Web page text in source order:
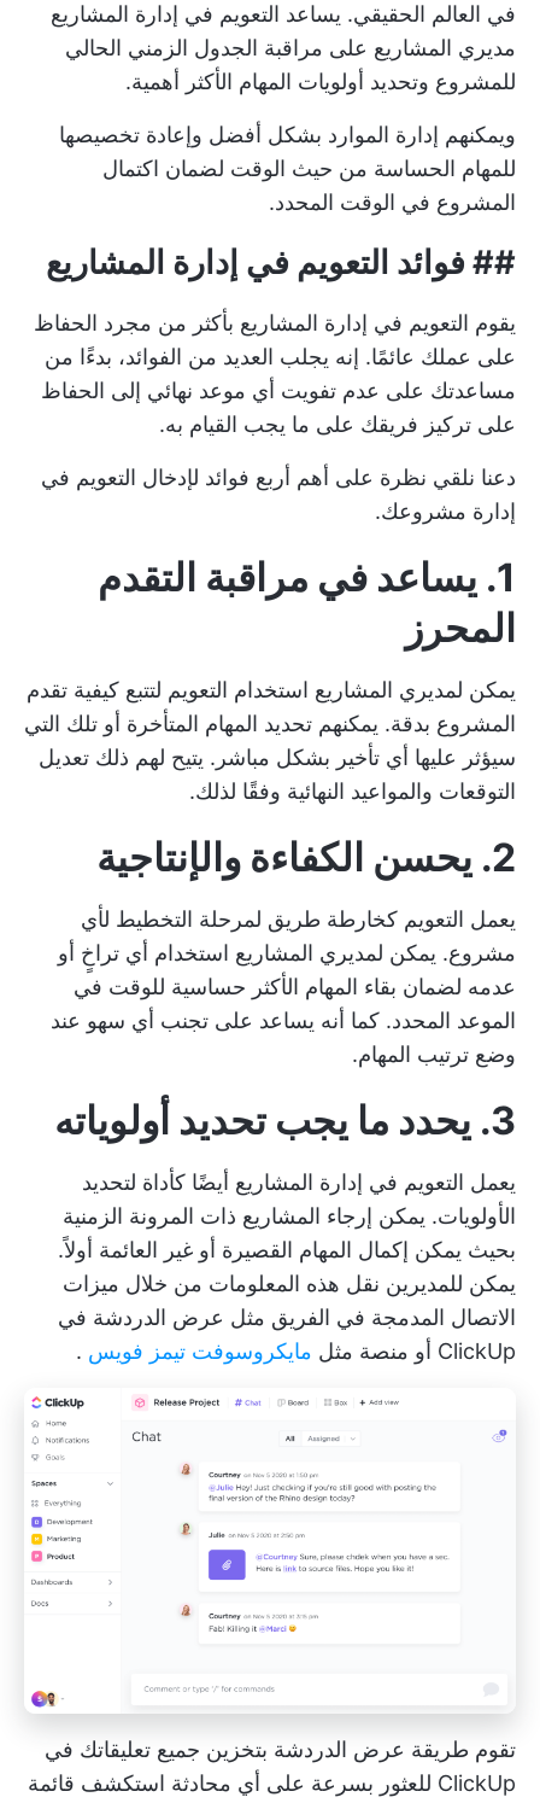
في العالم الحقيقي. يساعد التعويم في إدارة المشاريع
مديري المشاريع على مراقبة الجدول الزمني الحالي
للمشروع وتحديد أولويات المهام الأكثر أهمية.
ويمكنهم إدارة الموارد بشكل أفضل وإعادة تخصيصها
للمهام الحساسة من حيث الوقت لضمان اكتمال
المشروع في الوقت المحدد.
## فوائد التعويم في إدارة المشاريع
يقوم التعويم في إدارة المشاريع بأكثر من مجرد الحفاظ
على عملك عائمًا. إنه يجلب العديد من الفوائد، بدءًا من
مساعدتك على عدم تفويت أي موعد نهائي إلى الحفاظ
على تركيز فريقك على ما يجب القيام به.
دعنا نلقي نظرة على أهم أربع فوائد لإدخال التعويم في
إدارة مشروعك.
1. يساعد في مراقبة التقدم
المحرز
يمكن لمديري المشاريع استخدام التعويم لتتبع كيفية تقدم
المشروع بدقة. يمكنهم تحديد المهام المتأخرة أو تلك التي
سيؤثر عليها أي تأخير بشكل مباشر. يتيح لهم ذلك تعديل
التوقعات والمواعيد النهائية وفقًا لذلك.
2. يحسن الكفاءة والإنتاجية
يعمل التعويم كخارطة طريق لمرحلة التخطيط لأي
مشروع. يمكن لمديري المشاريع استخدام أي تراخٍ أو
عدمه لضمان بقاء المهام الأكثر حساسية للوقت في
الموعد المحدد. كما أنه يساعد على تجنب أي سهو عند
وضع ترتيب المهام.
3. يحدد ما يجب تحديد أولوياته
يعمل التعويم في إدارة المشاريع أيضًا كأداة لتحديد
الأولويات. يمكن إرجاء المشاريع ذات المرونة الزمنية
بحيث يمكن إكمال المهام القصيرة أو غير العائمة أولاً.
يمكن للمديرين نقل هذه المعلومات من خلال ميزات
الاتصال المدمجة في الفريق مثل عرض الدردشة في
ClickUp أو منصة مثل مايكروسوفت تيمز فويس .
تقوم طريقة عرض الدردشة بتخزين جميع تعليقاتك في
ClickUp للعثور بسرعة على أي محادثة
استكشف قائمة